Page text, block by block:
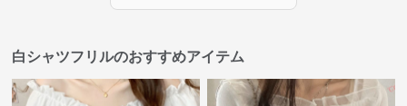
白シャツフリルのおすすめアイテム